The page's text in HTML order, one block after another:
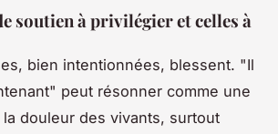
soutien à privilégier et celles à
bien intentionnées, blessent. "Il
peut résonner comme une
douleur des vivants, surtout